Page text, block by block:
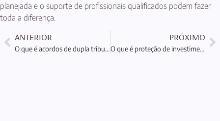
planejada e o suporte de profissionais qualificados podem fazer
toda a diferença.
ANTERIOR
O que é acordos de dupla tributação e sua importância?
PRÓXIMO
O que é proteção de investimentos: Entenda sua importância